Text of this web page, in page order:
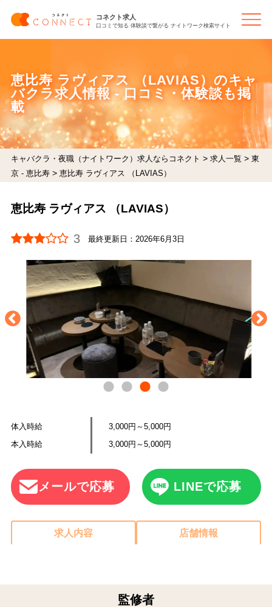
コネクト求人
口コミで知る 体験談で繋がる ナイトワーク検索サイト
恵比寿 ラヴィアス （LAVIAS）のキャ
バクラ求人情報 - 口コミ・体験談も掲
載
キャバクラ・夜職（ナイトワーク）求人ならコネクト > 求人一覧 > 東
京 - 恵比寿> 恵比寿 ラヴィアス （LAVIAS）
恵比寿 ラヴィアス （LAVIAS）
3 最終更新日：2026年6月3日
体入時給
3,000円～5,000円
本入時給
3,000円～5,000円
メールで応募 LINEで応募
求人内容 店舗情報
監修者